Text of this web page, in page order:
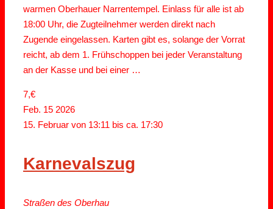
warmen Oberhauer Narrentempel. Einlass für alle ist ab
18:00 Uhr, die Zugteilnehmer werden direkt nach
Zugende eingelassen. Karten gibt es, solange der Vorrat
reicht, ab dem 1. Frühschoppen bei jeder Veranstaltung
an der Kasse und bei einer …
7,€
Feb. 15 2026
15. Februar von 13:11 bis ca. 17:30
Karnevalszug
Straßen des Oberhau